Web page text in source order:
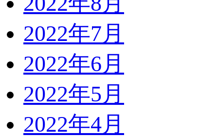
2022年7月
2022年6月
2022年5月
2022年4月